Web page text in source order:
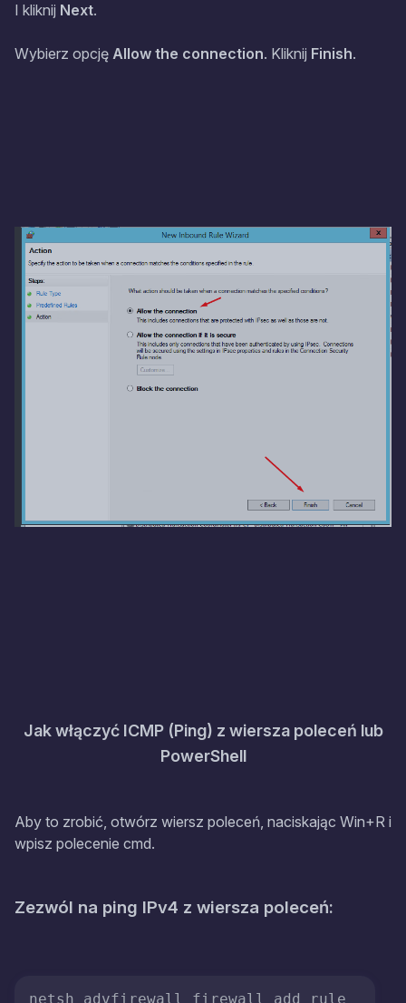
I kliknij Next.
Wybierz opcję Allow the connection. Kliknij Finish.
Jak włączyć ICMP (Ping) z wiersza poleceń lub
PowerShell
Aby to zrobić, otwórz wiersz poleceń, naciskając Win+R i
wpisz polecenie cmd.
Zezwól na ping IPv4 z wiersza poleceń:
netsh advfirewall firewall add rule